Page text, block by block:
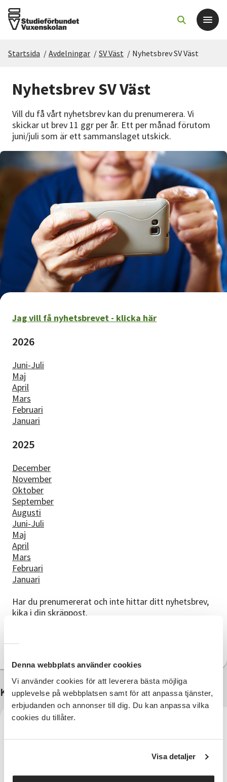
Denna webbplats använder cookies
Vi använder cookies för att leverera bästa möjliga
upplevelse på webbplatsen samt för att anpassa tjänster,
erbjudanden och annonser till dig. Du kan anpassa vilka
cookies du tillåter.
Visa detaljer
För dig som
Sök kurser och evenemang
Om SV
Starta studiecirkel
Cirkelledare
Nyheter
Avdelningar
Startsida / Avdelningar / SV Väst / Nyhetsbrev SV Väst
Nyhetsbrev SV Väst
Vill du få vårt nyhetsbrev kan du prenumerera. Vi
skickar ut brev 11 ggr per år. Ett per månad förutom
juni/juli som är ett sammanslaget utskick.
Jag vill få nyhetsbrevet - klicka här
2026
Juni-Juli
Maj
April
Mars
Februari
Januari
2025
December
November
Oktober
September
Augusti
Juni-Juli
Maj
April
Mars
Februari
Januari
Har du prenumererat och inte hittar ditt nyhetsbrev,
kika i din skräppost.
Kontakter